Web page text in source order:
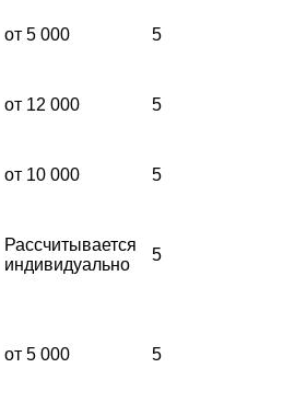
от 5 000 5
от 12 000 5
от 10 000 5
Рассчитывается
индивидуально
5
от 5 000 5